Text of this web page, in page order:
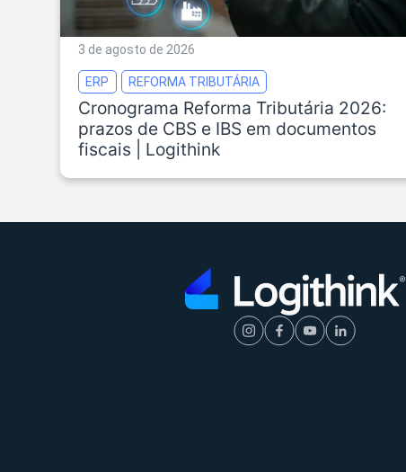
3 de agosto de 2026
ERP REFORMA TRIBUTÁRIA
Cronograma Reforma Tributária 2026:
prazos de CBS e IBS em documentos
fiscais | Logithink